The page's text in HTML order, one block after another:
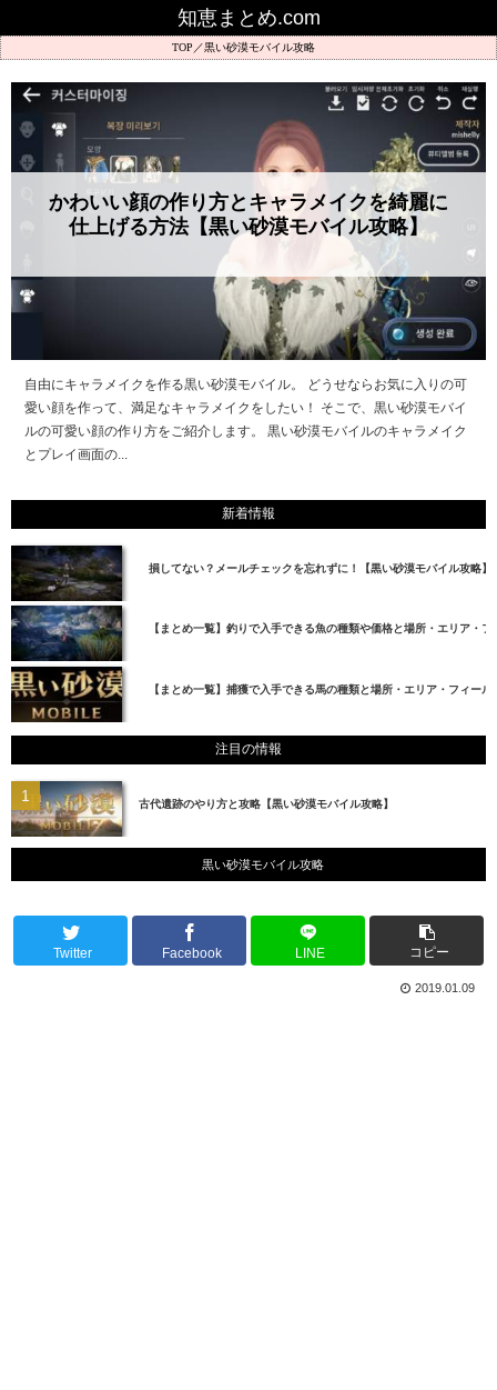
知恵まとめ.com
黒い砂漠モバイル攻略
かわいい顔の作り方とキャラメイクを綺麗に
仕上げる方法【黒い砂漠モバイル攻略】
自由にキャラメイクを作る黒い砂漠モバイル。 どうせならお気に入りの可
愛い顔を作って、満足なキャラメイクをしたい！ そこで、黒い砂漠モバイ
ルの可愛い顔の作り方をご紹介します。 黒い砂漠モバイルのキャラメイク
とプレイ画面の...
新着情報
損してない？メールチェックを忘れずに！【黒い砂漠モバイル攻略】
【まとめ一覧】釣りで入手できる魚の種類や価格と場所・エリア・
【まとめ一覧】捕獲で入手できる馬の種類と場所・エリア・フィー
注目の情報
古代遺跡のやり方と攻略【黒い砂漠モバイル攻略】
黒い砂漠モバイル攻略
Twitter Facebook LINE コピー
2019.01.09